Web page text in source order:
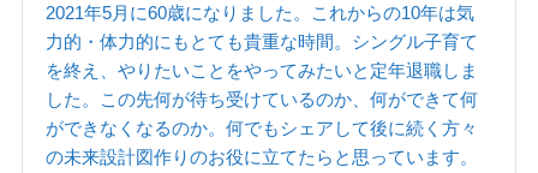
2021年5月に60歳になりました。これからの10年は気
力的・体力的にもとても貴重な時間。シングル子育て
を終え、やりたいことをやってみたいと定年退職しま
した。この先何が待ち受けているのか、何ができて何
ができなくなるのか。何でもシェアして後に続く方々
の未来設計図作りのお役に立てたらと思っています。